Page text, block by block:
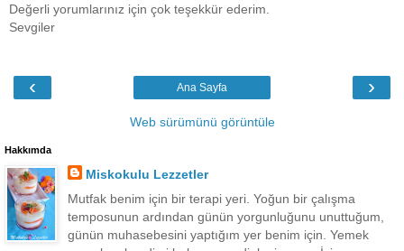
Değerli yorumlarınız için çok teşekkür ederim.
Sevgiler
‹ ›
Ana Sayfa
Web sürümünü görüntüle
Hakkımda
Miskokulu Lezzetler
Mutfak benim için bir terapi yeri. Yoğun bir çalışma
temposunun ardından günün yorgunluğunu unuttuğum,
günün muhasebesini yaptığım yer benim için. Yemek